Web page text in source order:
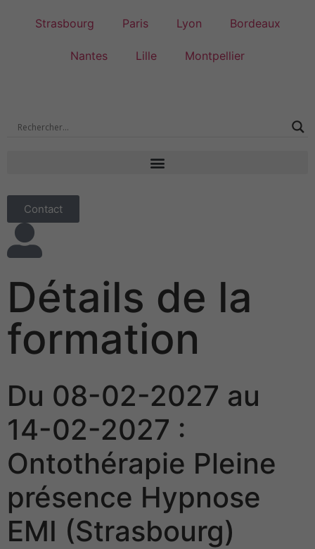
Strasbourg Paris Lyon Bordeaux
Nantes Lille Montpellier
Contact
Détails de la
formation
Du 08-02-2027 au
14-02-2027 :
Ontothérapie Pleine
présence Hypnose
EMI (Strasbourg)